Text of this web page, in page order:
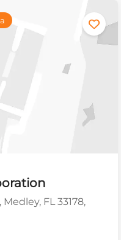
FL 33178,